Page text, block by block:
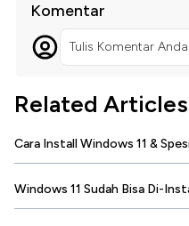
Komentar
Tulis Komentar
Related Articles
Cara Install Windows 11 &
Windows 11 Sudah Bisa Di-